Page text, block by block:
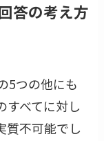
答の考え方
5つの他にも
すべてに対し
質不可能でし